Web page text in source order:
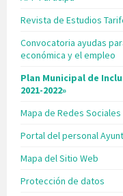
Revista de Estudios
Convocatoria ayudas
económica y el empleo
Plan Municipal de
2021-2022»
Mapa de Redes
Portal del personal
Mapa del Sitio Web
Protección de datos